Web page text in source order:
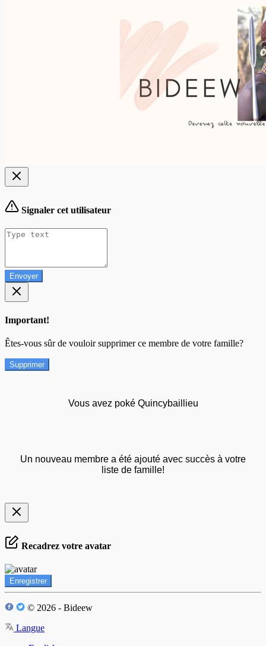
Signaler cet utilisateur
Envoyer
Important!
Êtes-vous sûr de vouloir supprimer ce membre de votre famille?
Supprimer
Vous avez poké Quincybaillieu
Un nouveau membre a été ajouté avec succès à votre
liste de famille!
Recadrez votre avatar
Enregistrer
© 2026 - Bideew
Langue